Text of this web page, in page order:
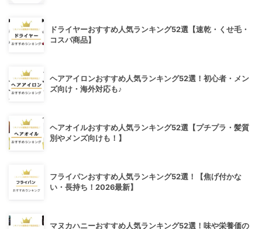
ドライヤーおすすめ人気ランキング52選【速乾・くせ毛・
コスパ商品】
ヘアアイロンおすすめ人気ランキング52選！初心者・メン
ズ向け・海外対応も♪
ヘアオイルおすすめ人気ランキング52選【プチプラ・髪質
別やメンズ向けも！】
フライパンおすすめ人気ランキング52選！【焦げ付かな
い・長持ち！2026最新】
マヌカハニーおすすめ人気ランキング52選！味や栄養価の